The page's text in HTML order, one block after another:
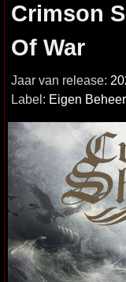
Crimson
Of War
Jaar van release:
Label: Eigen Beheer